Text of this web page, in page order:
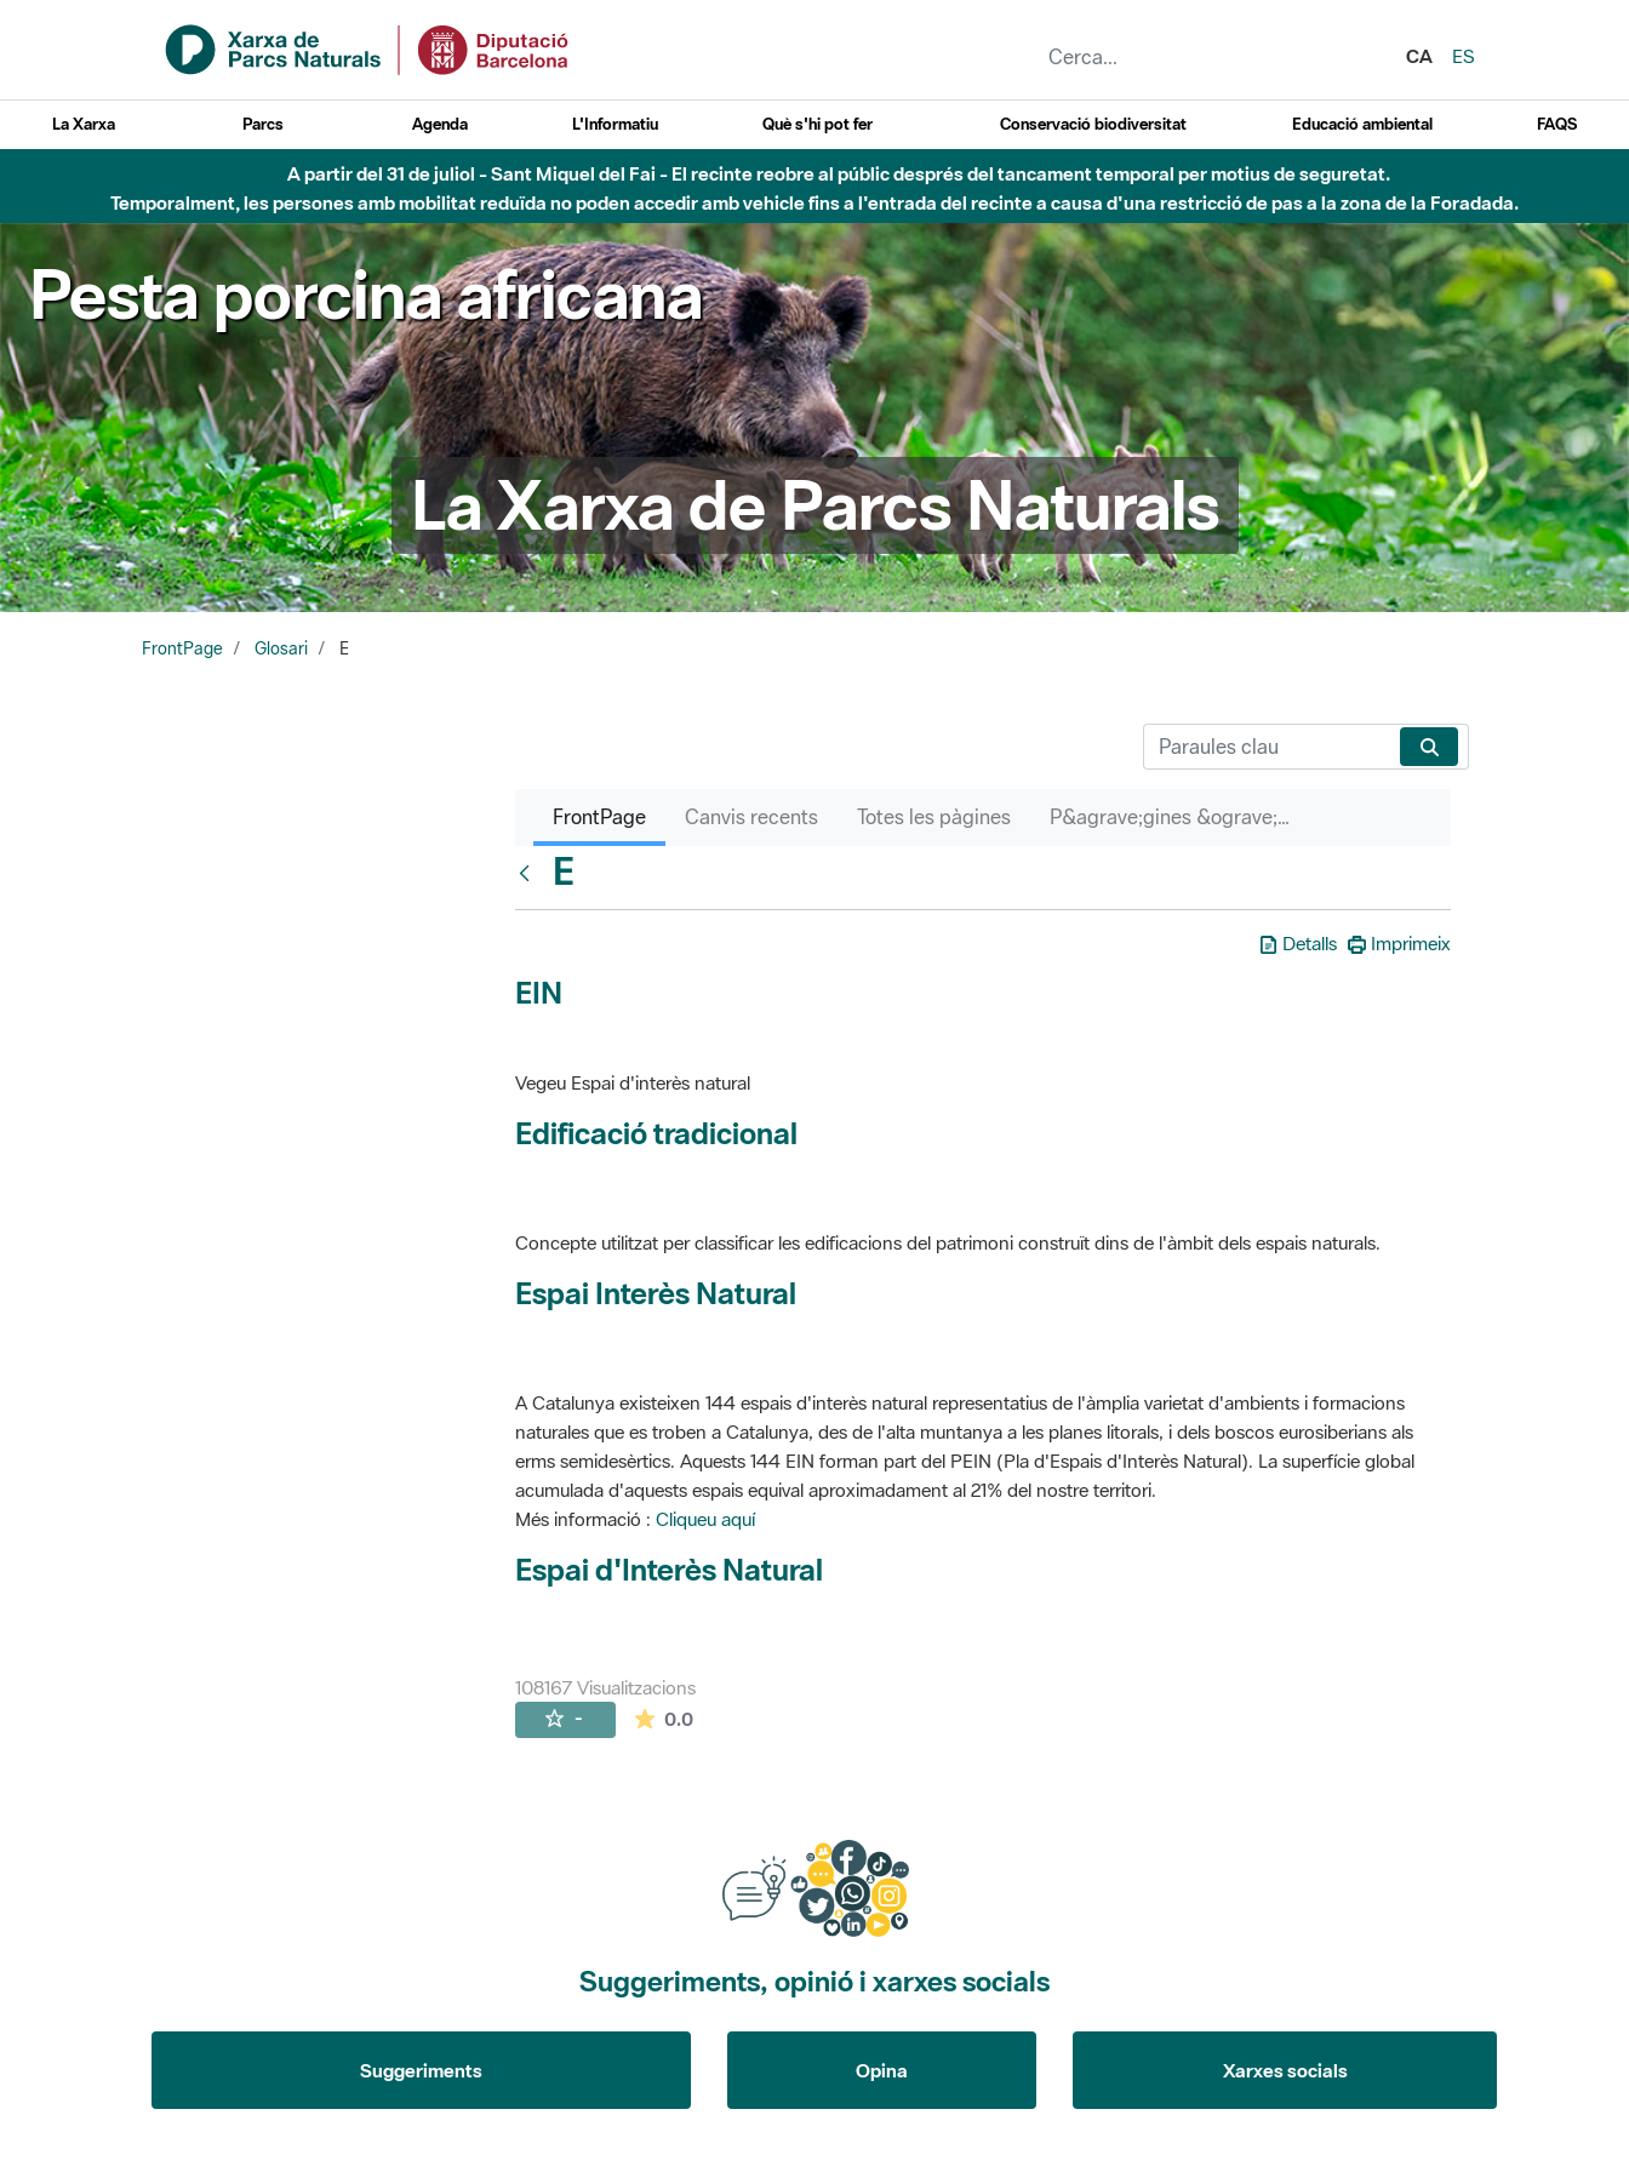
Salta al contingut principal
CA
ES
La Xarxa Parcs Agenda L'Informatiu Què s'hi pot fer Conservació biodiversitat Educació ambiental FAQS
A partir del 31 de juliol - Sant Miquel del Fai - El recinte reobre al públic després del tancament temporal per motius de seguretat.
Temporalment, les persones amb mobilitat reduïda no poden accedir amb vehicle fins a l'entrada del recinte a causa d'una restricció de pas a la zona de la Foradada.
Pesta porcina africana
La Xarxa de Parcs Naturals
FrontPage Glosari E
FrontPage Canvis recents Totes les pàgines P&agrave;gines &ograve;rfenes
E
Detalls Imprimeix
EIN
Vegeu Espai d'interès natural
Edificació tradicional
Concepte utilitzat per classificar les edificacions del patrimoni construït dins de l'àmbit dels espais naturals.
Espai Interès Natural
A Catalunya existeixen 144 espais d'interès natural representatius de l'àmplia varietat d'ambients i formacions
naturales que es troben a Catalunya, des de l'alta muntanya a les planes litorals, i dels boscos eurosiberians als
erms semidesèrtics. Aquests 144 EIN forman part del PEIN (Pla d'Espais d'Interès Natural). La superfície global
acumulada d'aquests espais equival aproximadament al 21% del nostre territori.
Més informació : Cliqueu aquí
Espai d'Interès Natural
108167 Visualitzacions
- 0.0La mitjana de les valoracions és de 0 estrelles de 5.
Suggeriments, opinió i xarxes socials
Suggeriments Opina Xarxes socials